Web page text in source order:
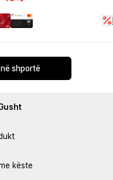
shportë
këste